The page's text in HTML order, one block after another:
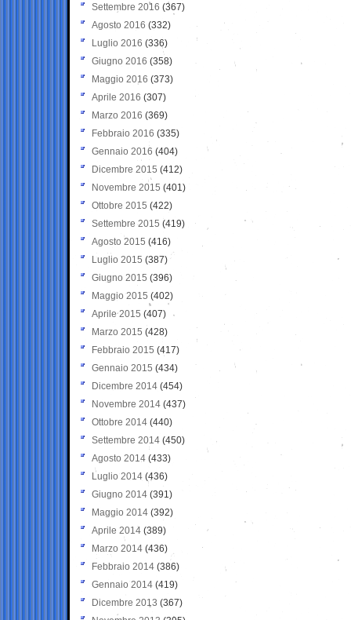
Settembre 2016 (367)
Agosto 2016 (332)
Luglio 2016 (336)
Giugno 2016 (358)
Maggio 2016 (373)
Aprile 2016 (307)
Marzo 2016 (369)
Febbraio 2016 (335)
Gennaio 2016 (404)
Dicembre 2015 (412)
Novembre 2015 (401)
Ottobre 2015 (422)
Settembre 2015 (419)
Agosto 2015 (416)
Luglio 2015 (387)
Giugno 2015 (396)
Maggio 2015 (402)
Aprile 2015 (407)
Marzo 2015 (428)
Febbraio 2015 (417)
Gennaio 2015 (434)
Dicembre 2014 (454)
Novembre 2014 (437)
Ottobre 2014 (440)
Settembre 2014 (450)
Agosto 2014 (433)
Luglio 2014 (436)
Giugno 2014 (391)
Maggio 2014 (392)
Aprile 2014 (389)
Marzo 2014 (436)
Febbraio 2014 (386)
Gennaio 2014 (419)
Dicembre 2013 (367)